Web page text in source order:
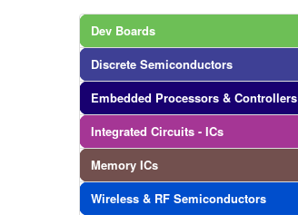
Dev Boards
Discrete Semiconductors
Embedded Processors & Controllers
Integrated Circuits - ICs
Memory ICs
Wireless & RF Semiconductors